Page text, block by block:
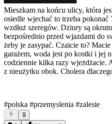
Mieszkam na końcu ulicy, która
osiedle wjechać to trzeba
wzdłuż szeregów. Dziury są
bezpośrednio przed wjazdami do
żeby je zasypać. Czaicie to?
garażem, woda jest po kostki i jej
codziennie kilka razy wjeżdżacie.
z nieużytku obok. Cholera
#polska #przemyslenia #zalesie
9